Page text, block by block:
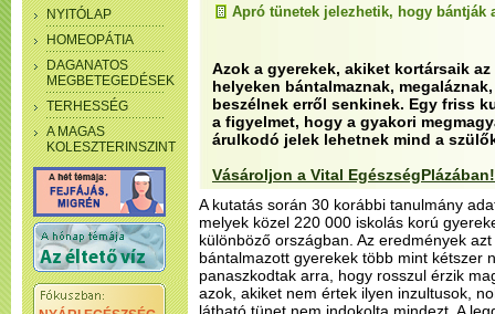
NYITÓLAP
HOMEOPÁTIA
DAGANATOS
MEGBETEGEDÉSEK
TERHESSÉG
A MAGAS
KOLESZTERINSZINT
Apró tünetek jelezhetik, hogy bántják
Azok a gyerekek, akiket kortársaik
helyeken bántalmaznak,
beszélnek erről senkinek. Egy friss
a figyelmet, hogy a gyakori
árulkodó jelek lehetnek mind a
Vásároljon a Vital EgészségPlázában!
A kutatás során 30 korábbi tanulmány
melyek közel 220 000 iskolás korú
különböző országban. Az eredmények
bántalmazott gyerekek több mint kétszer
panaszkodtak arra, hogy rosszul érzik
azok, akiket nem értek ilyen inzultusok,